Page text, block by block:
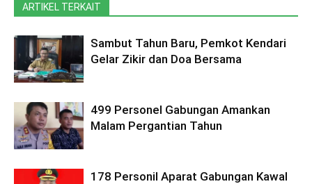
ARTIKEL TERKAIT
Sambut Tahun Baru, Pemkot Kendari
Gelar Zikir dan Doa Bersama
499 Personel Gabungan Amankan
Malam Pergantian Tahun
178 Personil Aparat Gabungan Kawal